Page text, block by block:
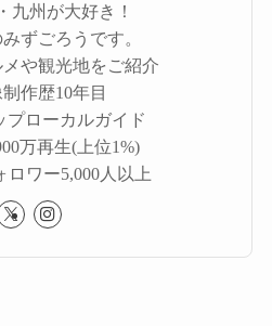
九州が大好き！
ずごろうです。
や観光地をご紹介
制作歴10年目
プローカルガイド
万再生(上位1%)
ロワー5,000人以上